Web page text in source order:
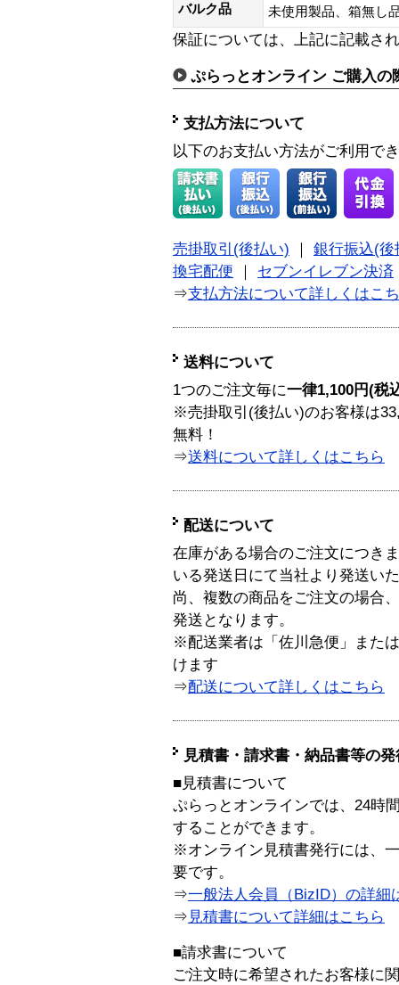
バルク品
未使用製品、箱無
保証については、上記に記載さ
ぷらっとオンライン ご購入の
支払方法について
以下のお支払い方法がご利用で
売掛取引(後払い)
銀行振込(後
換宅配便
セブンイレブン決済
⇒支払方法について詳しくはこ
送料について
1つのご注文毎に一律1,100円(税
※売掛取引(後払い)のお客様は
無料！
⇒送料について詳しくはこちら
配送について
在庫がある場合のご注文につき
いる発送日にて当社より発送い
尚、複数の商品をご注文の場合
発送となります。
※配送業者は「佐川急便」また
けます
⇒配送について詳しくはこちら
見積書・請求書・納品書等の
■見積書について
ぷらっとオンラインでは、24時
することができます。
※オンライン見積書発行には、
要です。
⇒一般法人会員（BizID）の詳細
⇒ 見積書について詳細はこちら
■請求書について
ご注文時に希望されたお客様に